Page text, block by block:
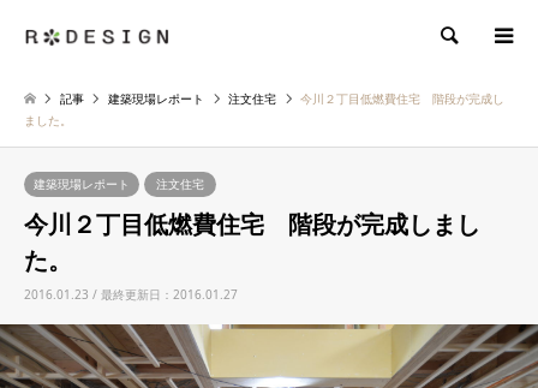
検索
記事 建築現場レポート 注文住宅
今川２丁目低燃費住宅 階段が完成し
ました。
建築現場レポート 注文住宅
今川２丁目低燃費住宅 階段が完成しまし
た。
2016.01.23 / 最終更新日：2016.01.27